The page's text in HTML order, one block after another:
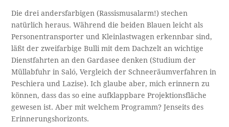
Die drei andersfarbigen (Rassismusalarm!) stechen
natürlich heraus. Während die beiden Blauen leicht als
Personentransporter und Kleinlastwagen erkennbar sind,
läßt der zweifarbige Bulli mit dem Dachzelt an wichtige
Dienstfahrten an den Gardasee denken (Studium der
Müllabfuhr in Saló, Vergleich der Schneeräumverfahren in
Peschiera und Lazise). Ich glaube aber, mich erinnern zu
können, dass das so eine aufklappbare Projektionsfläche
gewesen ist. Aber mit welchem Programm? Jenseits des
Erinnerungshorizonts.